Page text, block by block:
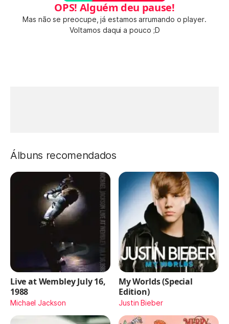
OPS! Alguém deu pause!
Mas não se preocupe, já estamos arrumando o player.
Voltamos daqui a pouco ;D
Álbuns recomendados
Live at Wembley July 16,
1988
Michael Jackson
My Worlds (Special
Edition)
Justin Bieber